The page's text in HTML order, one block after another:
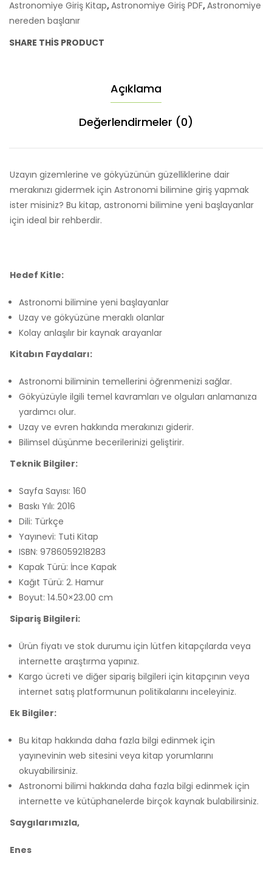
Astronomiye Giriş Kitap,Astronomiye Giriş PDF,Astronomiye
nereden başlanır
SHARE THIS PRODUCT
Açıklama
Değerlendirmeler (0)
Uzayın gizemlerine ve gökyüzünün güzelliklerine dair
merakınızı gidermek için Astronomi bilimine giriş yapmak
ister misiniz? Bu kitap, astronomi bilimine yeni başlayanlar
için ideal bir rehberdir.
Hedef Kitle:
Astronomi bilimine yeni başlayanlar
Uzay ve gökyüzüne meraklı olanlar
Kolay anlaşılır bir kaynak arayanlar
Kitabın Faydaları:
Astronomi biliminin temellerini öğrenmenizi sağlar.
Gökyüzüyle ilgili temel kavramları ve olguları anlamanıza
yardımcı olur.
Uzay ve evren hakkında merakınızı giderir.
Bilimsel düşünme becerilerinizi geliştirir.
Teknik Bilgiler:
Sayfa Sayısı: 160
Baskı Yılı: 2016
Dili: Türkçe
Yayınevi: Tuti Kitap
ISBN: 9786059218283
Kapak Türü: İnce Kapak
Kağıt Türü: 2. Hamur
Boyut: 14.50×23.00 cm
Sipariş Bilgileri:
Ürün fiyatı ve stok durumu için lütfen kitapçılarda veya
internette araştırma yapınız.
Kargo ücreti ve diğer sipariş bilgileri için kitapçının veya
internet satış platformunun politikalarını inceleyiniz.
Ek Bilgiler:
Bu kitap hakkında daha fazla bilgi edinmek için
yayınevinin web sitesini veya kitap yorumlarını
okuyabilirsiniz.
Astronomi bilimi hakkında daha fazla bilgi edinmek için
internette ve kütüphanelerde birçok kaynak bulabilirsiniz.
Saygılarımızla,
Enes